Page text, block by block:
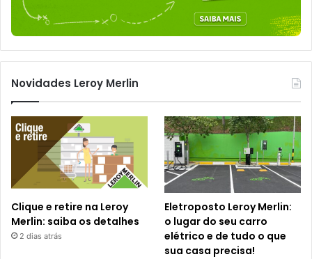
Novidades Leroy Merlin
Clique e retire na Leroy
Merlin: saiba os detalhes
2 dias atrás
Eletroposto Leroy Merlin:
o lugar do seu carro
elétrico e de tudo o que
sua casa precisa!